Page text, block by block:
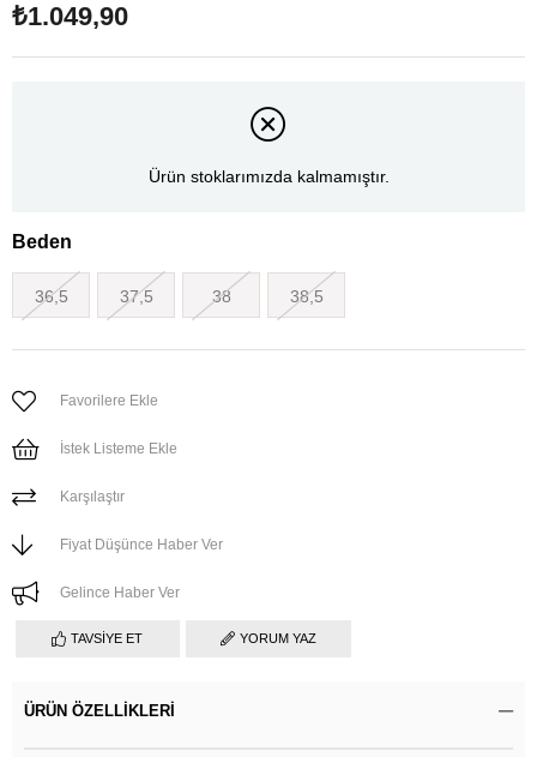
₺1.049,90
Ürün stoklarımızda kalmamıştır.
Beden
36,5 37,5 38 38,5
Favorilere Ekle
İstek Listeme Ekle
Karşılaştır
Fiyat Düşünce Haber Ver
Gelince Haber Ver
TAVSIYE ET YORUM YAZ
ÜRÜN ÖZELLIKLERI